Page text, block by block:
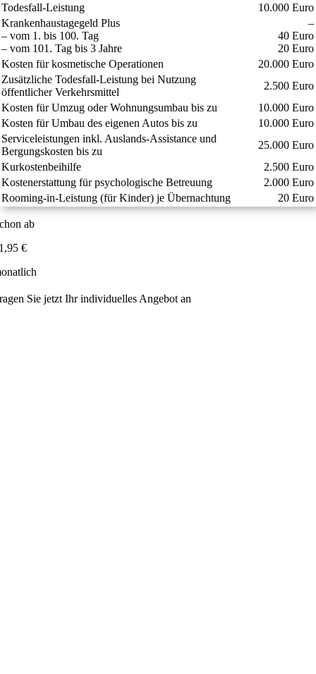
Todesfall-Leistung
10.000 Euro
Krankenhaustagegeld Plus
– vom 1. bis 100. Tag
– vom 101. Tag bis 3 Jahre
–
40 Euro
20 Euro
Kosten für kosmetische Operationen
20.000 Euro
Zusätzliche Todesfall-Leistung bei Nutzung
öffentlicher Verkehrsmittel
2.500 Euro
Kosten für Umzug oder Wohnungsumbau bis zu
10.000 Euro
Kosten für Umbau des eigenen Autos bis zu
10.000 Euro
Serviceleistungen inkl. Auslands-Assistance und
Bergungskosten bis zu
25.000 Euro
Kurkostenbeihilfe
2.500 Euro
Kostenerstattung für psychologische Betreuung
2.000 Euro
Rooming-in-Leistung (für Kinder) je Übernachtung
20 Euro
ab
€
Sie jetzt Ihr individuelles Angebot an